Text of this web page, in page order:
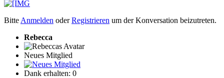
Bitte Anmelden oderRegistrieren um der Konversation beizutreten.
Rebecca
Neues Mitglied
Dank erhalten: 0